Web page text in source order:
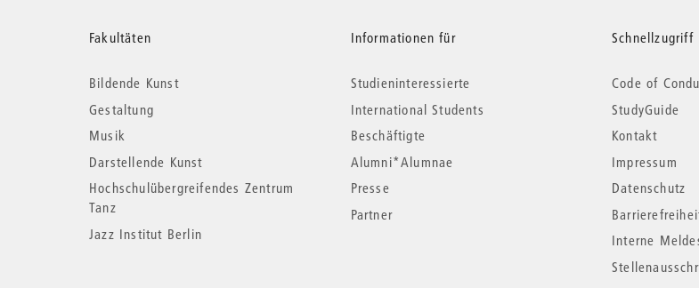
Weitere
Informationen
Fakultäten
Bildende Kunst
Gestaltung
Musik
Darstellende Kunst
Hochschulübergreifendes Zentrum
Tanz
Jazz Institut Berlin
Informationen für
Studieninteressierte
International Students
Beschäftigte
Alumni*Alumnae
Presse
Partner
Schnellzugriff
Code of
StudyGuide
Kontakt
Impressum
Datenschutz
Interne